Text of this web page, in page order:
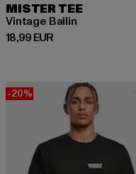
MISTER TEE
Vintage Ballin
18,99 EUR
Derzeitiger Preis: 18,99 EUR
-20%